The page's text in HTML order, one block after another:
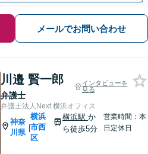
メールでお問い合わせ
川邉 賢一郎
弁護士
インタビューを
見る
弁護士法人Next 横浜オフィス
神奈
川県
|
横浜
市西
区
横浜駅 か
ら徒歩5分
営業時間：本
日定休日